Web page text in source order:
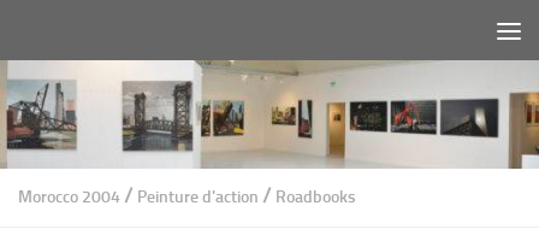
Morocco 2004 / Peinture d'action / Roadbooks